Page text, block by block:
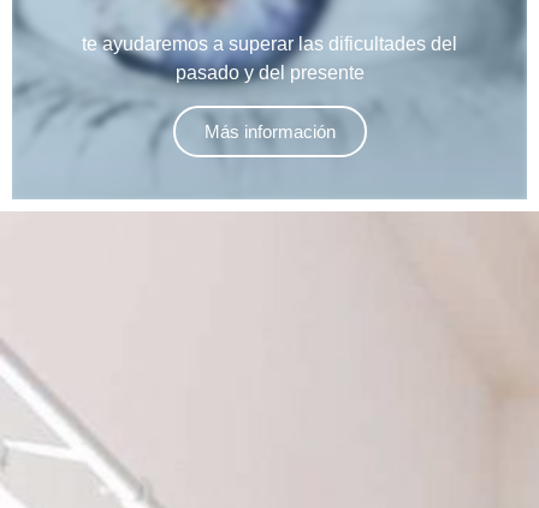
te ayudaremos a superar las dificultades del
pasado y del presente
Más información